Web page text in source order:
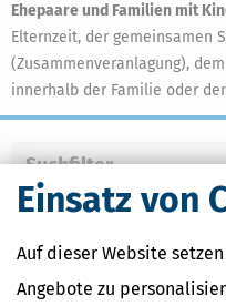
Einsatz von
Auf dieser Website
Angebote zu
Ehepaare und Familien mit
Elternzeit, der gemeinsamen
(Zusammenveranlagung),
innerhalb der Familie oder
Suchfilter
Ihre Anfrage lieferte leider